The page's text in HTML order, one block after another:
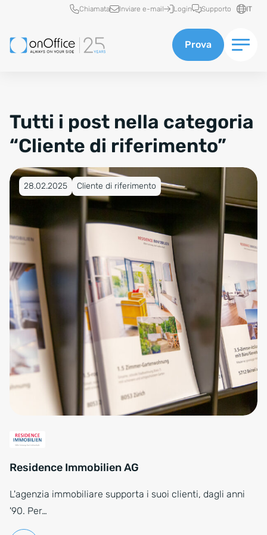
Accesso rapido
Chiamata Inviare e-mail Login Supporto IT
Prova
Tutti i post nella categoria
“Cliente di riferimento”
Pubblicato su 28.02.2025
28.02.2025 Cliente di riferimento
Residence Immobilien AG
L'agenzia immobiliare supporta i suoi clienti, dagli anni
'90. Per…